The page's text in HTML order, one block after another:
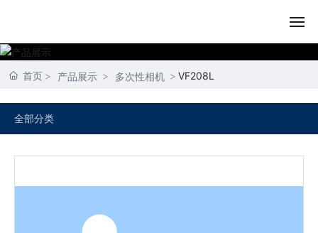
首页
产品展示
首页 产品展示 多次性相机 VF208L
全部分类